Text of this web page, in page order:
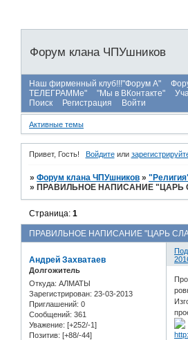
Форум клана ЧПУшников
Наш фирменный клуб!!!"Форум А"
ТЕЛЕГРАММе"
"Мы в ВКонтакте"
Поиск
Регистрация Войти
Активные темы
Привет, Гость! Войдитеили
»Форум клана ЧПУшников »
» ПРАВИЛЬНОЕ НАПИСАНИЕ "ЦАРЬ
ПРАВИЛЬНОЕ НАПИСАНИЕ "ЦАРЬ
Страница:1
Андрей Захватаев
Долгожитель
Откуда: АЛМАТЫ
Зарегистрирован: 23-03-2013
Приглашений: 0
Сообщений: 361
Уважение: [+252/-1]
Позитив: [+88/-44]